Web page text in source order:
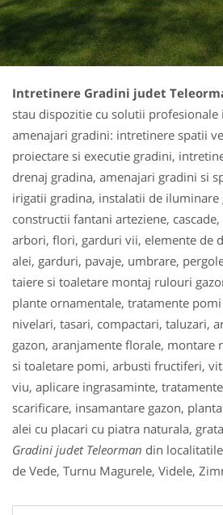
Intretinere Gradini judet
stau dispozitie cu solutii profesionale
amenajari gradini: intretinere spatii
proiectare si executie gradini,
drenaj gradina, amenajari gradini si
irigatii gradina, instalatii de iluminare
constructii fantani arteziene,
arbori, flori, garduri vii, elemente de
alei, garduri, pavaje, umbrare,
taiere si toaletare montaj rulouri
plante ornamentale, tratamente
nivelari, tasari, compactari, taluzari,
gazon, aranjamente florale, montare
si toaletare pomi, arbusti fructiferi,
viu, aplicare ingrasaminte,
scarificare, insamantare gazon,
alei cu placari cu piatra naturala,
Gradini judet Teleorman din
de Vede, Turnu Magurele, Videle,